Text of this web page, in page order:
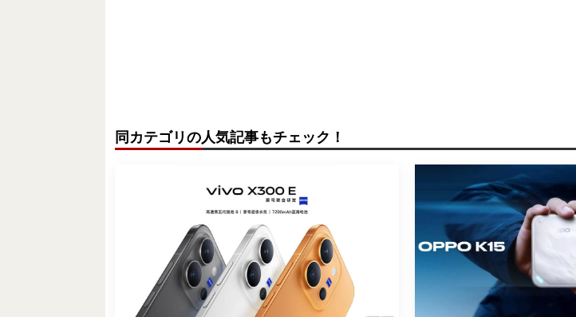
同カテゴリの人気記事もチェック！